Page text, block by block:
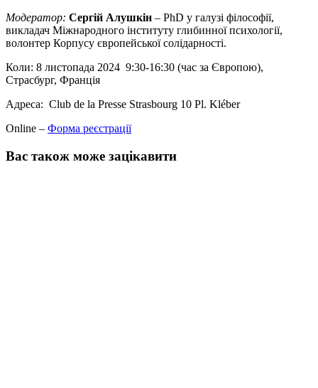
Модератор: Сергій Алушкін – PhD у галузі філософії,
викладач Міжнародного інституту глибинної психології,
волонтер Корпусу європейської солідарності.
Коли: 8 листопада 2024 9:30-16:30 (час за Європою),
Страсбург, Франція
Адреса: Club de la Presse Strasbourg 10 Pl. Kléber
Online – Форма реєстрації
Вас також може зацікавити